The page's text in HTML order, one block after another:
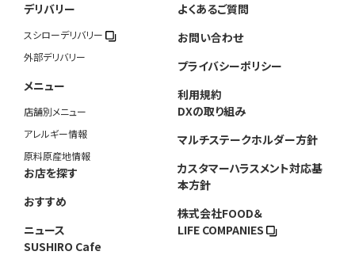
デリバリー
スシローデリバリー
外部デリバリー
メニュー
店舗別メニュー
アレルギー情報
原料原産地情報
お店を探す
おすすめ
ニュース
SUSHIRO Cafe
よくあるご質問
お問い合わせ
プライバシーポリシー
利用規約
DXの取り組み
マルチステークホルダー方針
カスタマーハラスメント対応基
本方針
株式会社FOOD＆
LIFE COMPANIES